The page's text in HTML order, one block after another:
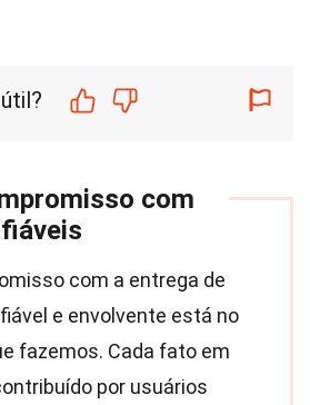
com
com a entrega de
e envolvente está no
fazemos. Cada fato em
por usuários